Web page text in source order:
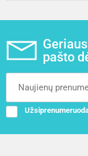
pašto